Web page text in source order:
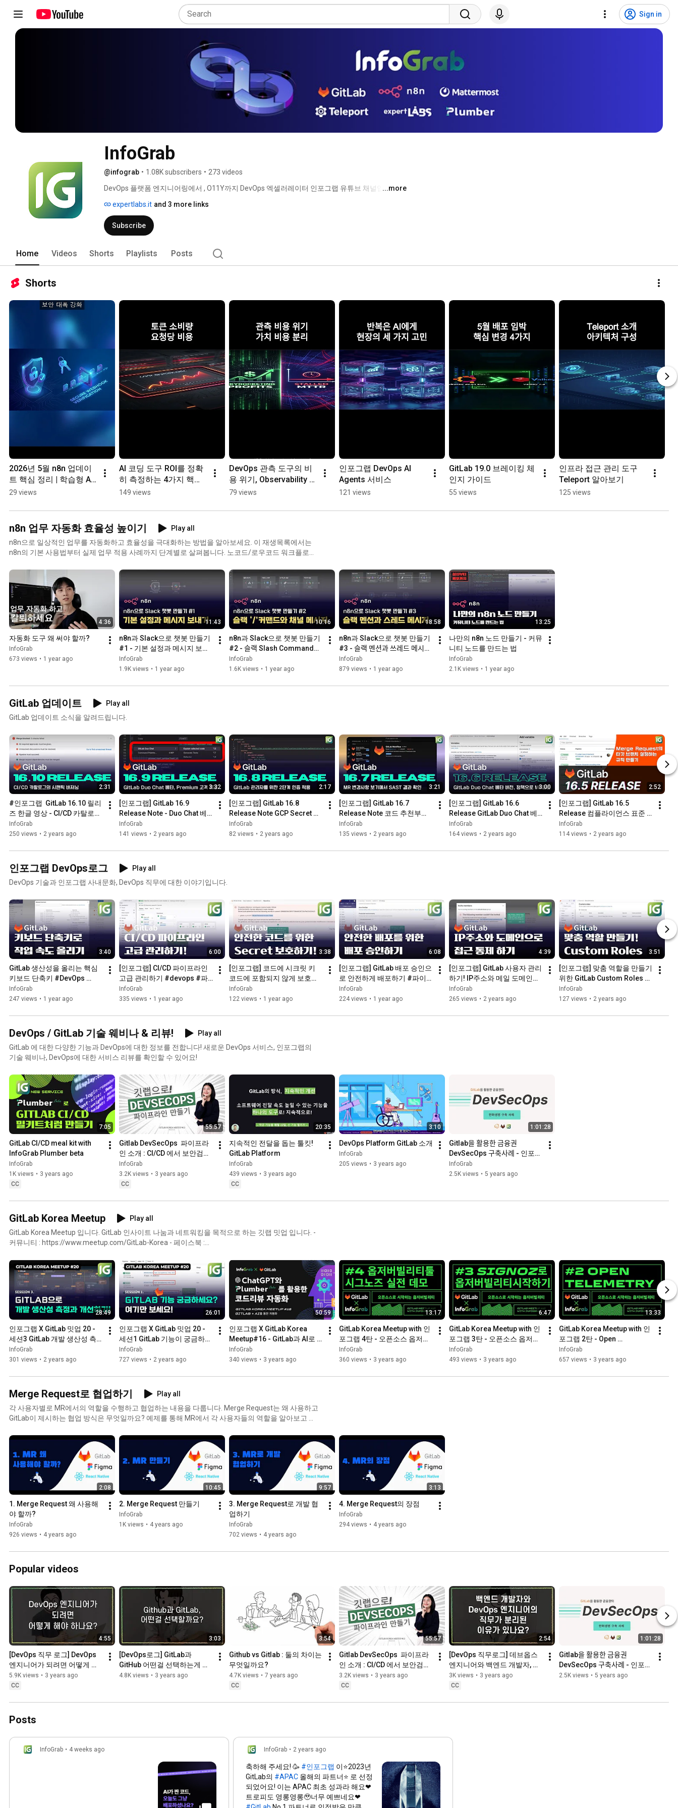
Sign in
InfoGrab
@infograb • 1.08K subscribers • 273 videos
DevOps 플랫폼 엔지니어링에서 , O11Y까지 DevOps 엑셀러레이터 인포그랩 유튜브 채널입니다.
...more
expertlabs.it and 3 more links
Subscribe
Home Videos Shorts Playlists Posts
Shorts
2026년 5월 n8n 업데이
트 핵심 정리 | 학습형 AI
메모리·보안 강화·MCP
29 views
AI 코딩 도구 ROI를 정확
히 측정하는 4가지 핵심
지표
149 views
DevOps 관측 도구의 비
용 위기, Observability
1.0의 덫
79 views
인포그랩 DevOps AI
Agents 서비스
121 views
GitLab 19.0 브레이킹 체
인지 가이드
55 views
인프라 접근 관리 도구
Teleport 알아보기
125 views
n8n 업무 자동화 효율성 높이기
Play all
n8n으로 일상적인 업무를 자동화하고 효율성을 극대화하는 방법을 알아보세요. 이 재생목록에서는
n8n의 기본 사용법부터 실제 업무 적용 사례까지 단계별로 살펴봅니다. 노코드/로우코드 워크플로우
방법을 배울 수 있습니다. 슬랙 알림 자동화, 구글 시트 데이터 동기화, 이메일 자동 응답 등 실무에서
바로 활용 가능한 예제를 통해 업무 생산성을 높이는 방법을 소개합니다. n8n 초보자부터 실무자까지
모두가 쉽게 따라할 수 있도록 구성되어 있어, 자동화의 첫걸음을 내딛고자 하는 분들에게 완벽한 가
이드가 될 것입니다.
4:36
자동화 도구 왜 써야 할까?
InfoGrab
673 views • 1 year ago
11:43
n8n과 Slack으로 챗봇 만들기
#1 - 기본 설정과 메시지 보내
기
InfoGrab
1.9K views • 1 year ago
10:16
n8n과 Slack으로 챗봇 만들기
#2 - 슬랙 Slash Command와
채널 메시지
InfoGrab
1.6K views • 1 year ago
18:58
n8n과 Slack으로 챗봇 만들기
#3 - 슬랙 멘션과 쓰레드 메시지
활용
InfoGrab
879 views • 1 year ago
13:25
나만의 n8n 노드 만들기 - 커뮤
니티 노드를 만드는 법
InfoGrab
2.1K views • 1 year ago
GitLab 업데이트
Play all
GitLab 업데이트 소식을 알려드립니다.
2:31
#인포그랩  GitLab 16.10 릴리
즈 한글 영상 - CI/CD 카탈로그
시맨틱 버저닝
InfoGrab
250 views • 2 years ago
3:32
[인포그랩] GitLab 16.9
Release Note - Duo Chat 베
타 Premium 고객 제공/ MR 변
경 사항 요청/ CICD 변수 사용
InfoGrab
141 views • 2 years ago
2:17
[인포그랩] GitLab 16.8
Release Note GCP Secret
Manager 지원부터 보안 강화
를 위한 GitLab 관리자 2FA 적
InfoGrab
82 views • 2 years ago
3:21
[인포그랩] GitLab 16.7
Release Note 코드 추천부터
GitLab 페이지 업데이트 외
InfoGrab
135 views • 2 years ago
3:00
[인포그랩]﻿ GitLab 16.6
Release GitLab Duo Chat 베
타/최소한의 fork/MR 승인 컴
플라이선스 정책/CI/CD 변수
InfoGrab
164 views • 2 years ago
2:52
[인포그랩]﻿ GitLab 16.5
Release 컴플라이언스 표준
준수 보고서/Merge Request
타깃 브랜치 규칙/이슈 스레드
InfoGrab
114 views • 2 years ago
인포그랩 DevOps로그
Play all
DevOps 기술과 인포그랩 사내문화, DevOps 직무에 대한 이야기입니다.
3:40
GitLab 생산성을 올리는 핵심
키보드 단축키 #DevOps
#GitLab #단축키
InfoGrab
247 views • 1 year ago
6:00
[인포그랩] CI/CD 파이프라인
고급 관리하기 #devops #파
이프라인 #CICD
InfoGrab
335 views • 1 year ago
3:38
[인포그랩] 코드에 시크릿 키
코드에 포함되지 않게 보호하
기! GitLab Secret Push
Protection #깃랩 #GitLab
InfoGrab
122 views • 1 year ago
6:08
[인포그랩] GitLab 배포 승인으
로 안전하게 배포하기 #파이
프라인 #승인후배포 #배포승
인
InfoGrab
224 views • 1 year ago
4:39
[인포그랩] GitLab 사용자 관리
하기! IP주소와 메일 도메인으
로 접근 통제하기 #깃랩
#GitLab #DevOps
InfoGrab
265 views • 2 years ago
3:51
[인포그랩] 맞춤 역할을 만들기
위한 GitLab Custom Roles
#gitlab #devops
InfoGrab
127 views • 2 years ago
DevOps / GitLab 기술 웨비나 & 리뷰!
Play all
GitLab 에 대한 다양한 기능과 DevOps에 대한 정보를 전합니다! 새로운 DevOps 서비스, 인포그랩의
기술 웨비나, DevOps에 대한 서비스 리뷰를 확인할 수 있어요!
7:05
GitLab CI/CD meal kit with
InfoGrab Plumber beta
InfoGrab
1K views • 3 years ago
CC
55:57
Gitlab DevSecOps  파이프라
인 소개 : CI/CD 에서 보안검사
쉽게하기!
InfoGrab
3.2K views • 3 years ago
CC
20:35
지속적인 전달을 돕는 툴킷!
GitLab Platform
InfoGrab
439 views • 3 years ago
CC
3:10
DevOps Platform GitLab 소개
InfoGrab
205 views • 3 years ago
1:01:28
Gitlab을 활용한 금융권
DevSecOps 구축사례 - 인포그
랩
InfoGrab
2.5K views • 5 years ago
GitLab Korea Meetup
Play all
GitLab Korea Meetup 입니다. GitLab 인사이트 나눔과 네트워킹을 목적으로 하는 깃랩 밋업 입니다. -
커뮤니티 : https://www.meetup.com/GitLab-Korea - 페이스북 :
28:49
인포그랩 X GitLab 밋업 20 -
세션3 GitLab 개발 생산성 측
정과 가시화하기!
InfoGrab
301 views • 2 years ago
26:01
인포그랩 X GitLab 밋업 20 -
세션1 GitLab 기능이 궁금하다
면 여기에서 끝!
InfoGrab
727 views • 2 years ago
50:59
인포그랩 X GitLab Korea
Meetup#16 - GitLab과 AI로
개발 생산성 높이는 노하우
InfoGrab
340 views • 3 years ago
13:17
GitLab Korea Meetup with 인
포그랩 4탄 - 오픈소스 옵저버
빌리티툴 시그노즈 실전 데모
영상!
InfoGrab
360 views • 3 years ago
6:47
GitLab Korea Meetup with 인
포그랩 3탄 - 오픈소스 옵저버
빌리티툴 SigNoz 특징과 아키
텍처 살펴보기
InfoGrab
493 views • 3 years ago
13:33
GitLab Korea Meetup with 인
포그랩 2탄 - Open
Telemetry(오픈 텔레메트리)
CNCF 표준 라이브러리 알아보
InfoGrab
657 views • 3 years ago
Merge Request로 협업하기
Play all
각 사용자별로 MR에서의 역할을 수행하고 협업하는 내용을 다룹니다. Merge Request는 왜 사용하고
GitLab이 제시하는 협업 방식은 무엇일까요? 예제를 통해 MR에서 각 사용자들의 역할을 알아보고 이
통해 Artifact를 확인해 봅니다. 끝으로 Merge Request의 장점도 알려 드립니다. 1. Merge Request 왜
사용해야 할까? 2. Merge Request 만들기 3. Merge Request로 개발 협업하기 4. Merge Request의
장점
2:08
1. Merge Request 왜 사용해
야 할까?
InfoGrab
926 views • 4 years ago
10:45
2. Merge Request 만들기
InfoGrab
1K views • 4 years ago
9:57
3. Merge Request로 개발 협
업하기
InfoGrab
702 views • 4 years ago
3:13
4. Merge Request의 장점
InfoGrab
294 views • 4 years ago
Popular videos
4:55
[DevOps 직무 로그] DevOps
엔지니어가 되려면 어떻게 해
야해요? #엔지니어 #데브옵
스신입 #신입엔지니어 #개발
#DevOps #개발직무
5.9K views • 3 years ago
CC
3:03
[DevOps로그] GitLab과
GitHub 어떤걸 선택하는게 좋
을까? #깃랩 #깃허브 #데브
4.8K views • 3 years ago
3:54
Github vs Gitlab : 둘의 차이는
무엇일까요?
4.7K views • 7 years ago
CC
55:57
Gitlab DevSecOps  파이프라
인 소개 : CI/CD 에서 보안검사
쉽게하기!
3.2K views • 3 years ago
CC
2:54
[DevOps 직무로그] 데브옵스
엔지니어와 백엔드 개발자, 뭐
가 다른건가요? #백엔드 #개
발자 #엔지니어 #데브옵스
3K views • 3 years ago
CC
1:01:28
Gitlab을 활용한 금융권
DevSecOps 구축사례 - 인포그
랩
2.5K views • 5 years ago
Posts
InfoGrab • 4 weeks ago InfoGrab • 2 years ago
축하해 주세요! 🥳 #인포그랩 이⭐️2023년
GitLab의 #APAC 올해의 파트너⭐️ 로 선정
되었어요! 이는 APAC 최초 성과라 해요❤
트로피도 영롱영롱🥹너무 예쁘네요❤